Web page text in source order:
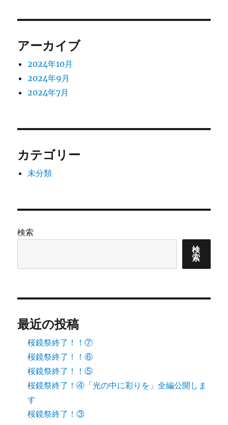
アーカイブ
2024年10月
2024年9月
2024年7月
カテゴリー
未分類
検索
検
索
最近の投稿
桜鏡祭終了！！⑦
桜鏡祭終了！！⑥
桜鏡祭終了！！⑤
桜鏡祭終了！④「光の中に彩りを」全編公開しま
す
桜鏡祭終了！③